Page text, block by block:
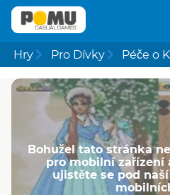
Hry Pro Dívky Péče o
Bohužel tato stránka
pro mobilní zařízení
ujistěte se pod